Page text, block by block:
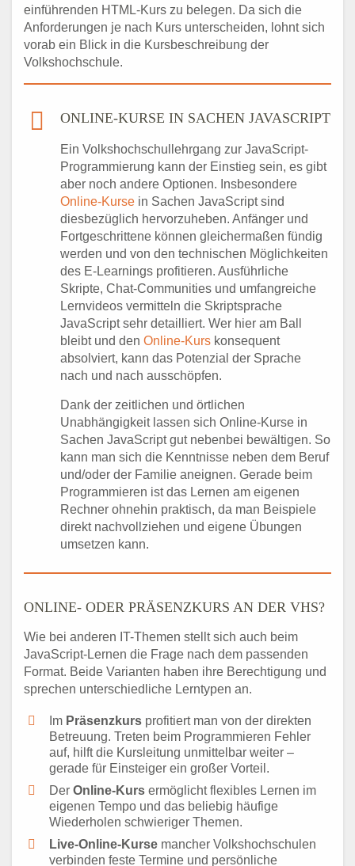
einführenden HTML-Kurs zu belegen. Da sich die
Anforderungen je nach Kurs unterscheiden, lohnt sich
vorab ein Blick in die Kursbeschreibung der
Volkshochschule.
ONLINE-KURSE IN SACHEN JAVASCRIPT
Ein Volkshochschullehrgang zur JavaScript-
Programmierung kann der Einstieg sein, es gibt
aber noch andere Optionen. Insbesondere
Online-Kurse in Sachen JavaScript sind
diesbezüglich hervorzuheben. Anfänger und
Fortgeschrittene können gleichermaßen fündig
werden und von den technischen Möglichkeiten
des E-Learnings profitieren. Ausführliche
Skripte, Chat-Communities und umfangreiche
Lernvideos vermitteln die Skriptsprache
JavaScript sehr detailliert. Wer hier am Ball
bleibt und den Online-Kurs konsequent
absolviert, kann das Potenzial der Sprache
nach und nach ausschöpfen.
Dank der zeitlichen und örtlichen
Unabhängigkeit lassen sich Online-Kurse in
Sachen JavaScript gut nebenbei bewältigen. So
kann man sich die Kenntnisse neben dem Beruf
und/oder der Familie aneignen. Gerade beim
Programmieren ist das Lernen am eigenen
Rechner ohnehin praktisch, da man Beispiele
direkt nachvollziehen und eigene Übungen
umsetzen kann.
ONLINE- ODER PRÄSENZKURS AN DER VHS?
Wie bei anderen IT-Themen stellt sich auch beim
JavaScript-Lernen die Frage nach dem passenden
Format. Beide Varianten haben ihre Berechtigung und
sprechen unterschiedliche Lerntypen an.
Im Präsenzkurs profitiert man von der direkten
Betreuung. Treten beim Programmieren Fehler
auf, hilft die Kursleitung unmittelbar weiter –
gerade für Einsteiger ein großer Vorteil.
Der Online-Kurs ermöglicht flexibles Lernen im
eigenen Tempo und das beliebig häufige
Wiederholen schwieriger Themen.
Live-Online-Kurse mancher Volkshochschulen
verbinden feste Termine und persönliche